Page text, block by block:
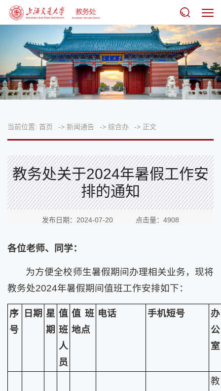
当前位置: 首页 -> 新闻通告 -> 综合办 -> 正文
教务处关于2024年暑假工作安
排的通知
发布日期：2024-07-20 点击量： 4908
各位老师、同学：
为方便全校师生暑假期间办理相关业务，现将
教务处2024年暑假期间值班工作安排如下：
序
号
日期 星
期
值
班
人
员
值班
地点
电话 手机短号
办
公
室
教